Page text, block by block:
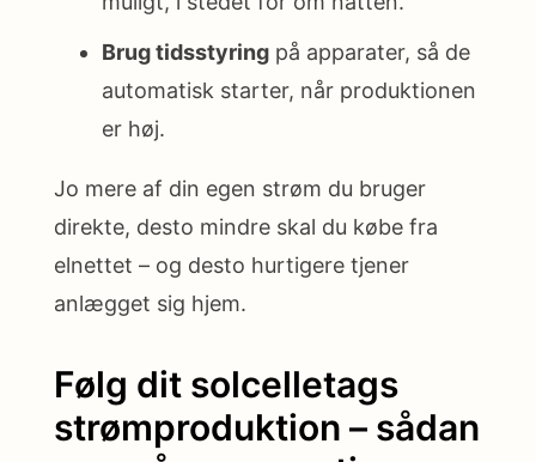
Brug tidsstyring på apparater, så de
automatisk starter, når produktionen
er høj.
Jo mere af din egen strøm du bruger
direkte, desto mindre skal du købe fra
elnettet – og desto hurtigere tjener
anlægget sig hjem.
Følg dit solcelletags
strømproduktion – sådan